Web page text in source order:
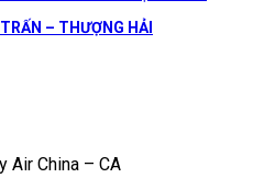
– THƯỢNG HẢI
Air China – CA